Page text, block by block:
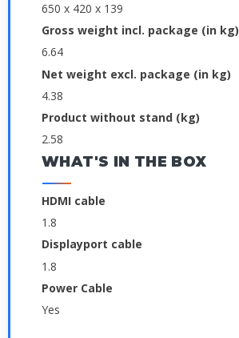
650 x 420 x 139
Gross weight incl. package (in kg)
6.64
Net weight excl. package (in kg)
4.38
Product without stand (kg)
2.58
WHAT'S IN THE BOX
HDMI cable
1.8
Displayport cable
1.8
Power Cable
Yes